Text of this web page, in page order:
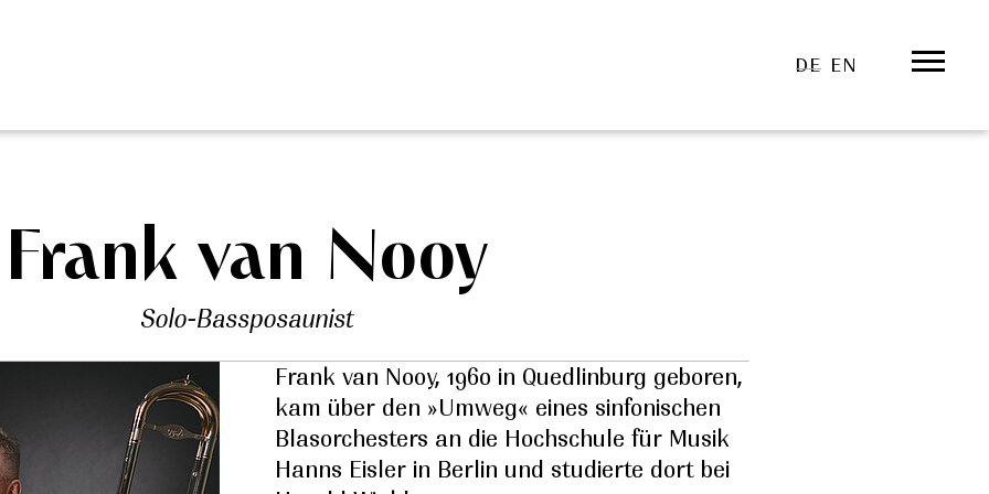
DE EN
Frank van Nooy
Solo-Bassposaunist
Frank van Nooy, 1960 in Quedlinburg geboren,
kam über den »Umweg« eines sinfonischen
Blasorchesters an die Hochschule für Musik
Hanns Eisler in Berlin und studierte dort bei